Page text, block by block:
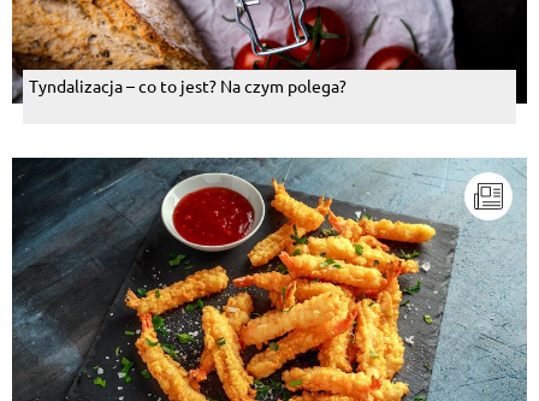
Tyndalizacja – co to jest? Na czym polega?